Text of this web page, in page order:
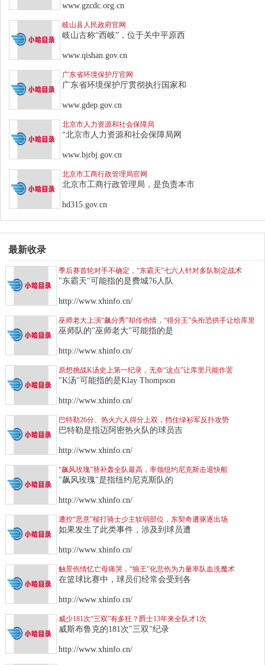
www.gzcdc.org.cn
岐山县人民政府官网
岐山古称“西岐”，位于关中平原西
www.qishan.gov.cn
广东省环境保护厅官网
广东省环境保护厅贯彻执行国家和
www.gdep.gov.cn
北京市人力资源和社会保障局
“北京市人力资源和社会保障局网
www.bjrbj.gov.cn
北京市工商行政管理局官网
北京市工商行政管理局，是负责本市
hd315.gov.cn
最新收录
季后赛首轮对手不确定，“东霸天”七六人针对多队制定战术
"东霸天"可能指的是费城76人队
http://www.xhinfo.cn/
巫师老大上演“飙分秀”却传伤情，“得分王”头衔恐拱手让给库里
巫师队的"巫师老大"可能指的是
http://www.xhinfo.cn/
原想挑战K汤史上第一纪录，无奈“这点”让库里只能作罢
"K汤"可能指的是Klay Thompson
http://www.xhinfo.cn/
巴特勒26分、热火六人得分上双，挡住绿衫军反扑攻势
巴特勒是指迈阿密热火队的球员吉
http://www.xhinfo.cn/
“飙风玫瑰”替补轰全队最高，率领纽约尼克斯击退快船
"飙风玫瑰"是指纽约尼克斯队的
http://www.xhinfo.cn/
遭控“恶意”槌打骑士少主软弱部位，东契奇遭驱逐出场
如果发生了此类事件，涉及到球员遭
http://www.xhinfo.cn/
触景伤情忆亡母痛哭，“狼王”化悲伤为力量率队血洗魔术
在篮球比赛中，球员们经常会受到各
http://www.xhinfo.cn/
威少181次“三双”有多狂？爵士13年来全队才1次
威斯布鲁克的181次"三双"纪录
http://www.xhinfo.cn/